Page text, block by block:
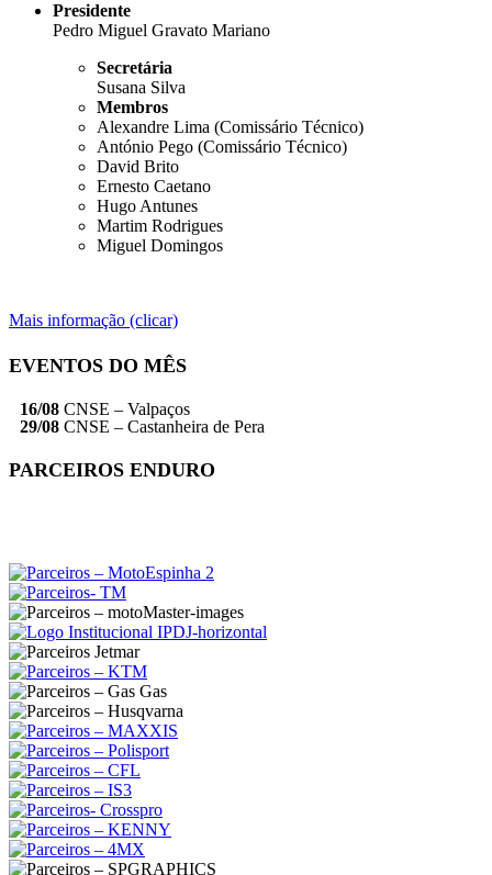
Presidente
Pedro Miguel Gravato Mariano
Secretária
Susana Silva
Membros
Alexandre Lima (Comissário Técnico)
António Pego (Comissário Técnico)
David Brito
Ernesto Caetano
Hugo Antunes
Martim Rodrigues
Miguel Domingos
Mais informação (clicar)
EVENTOS DO MÊS
16/08 CNSE – Valpaços
29/08 CNSE – Castanheira de Pera
PARCEIROS ENDURO